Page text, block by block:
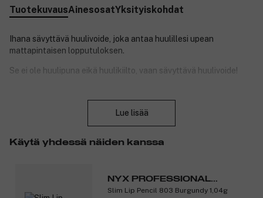
TuotekuvausAinesosatYksityiskohdat
Ihana sävyttävä huulivoide, joka antaa huulillesi upean
mattapintaisen lopputuloksen.
Se ei ole huulipuna eikä huulikiilto, vaan sävyttävä huulivoide!
antaa niille tyylikkään mattapintaisen sävyn, joka kestää
pitkään. Usein mattapintaiseen viimeistelyyn tarkoitetut
huulivoiteet kuivattavat huuliasi. Soft Matte Lip Cream on
poikkeus - se kosteuttaa huuliasi tehokkaasti!
Lue lisää
Käytä yhdessä näiden kanssa
NYX PROFESSIONAL
MAKEUP
Slim Lip Pencil 803 Burgundy 1,04g